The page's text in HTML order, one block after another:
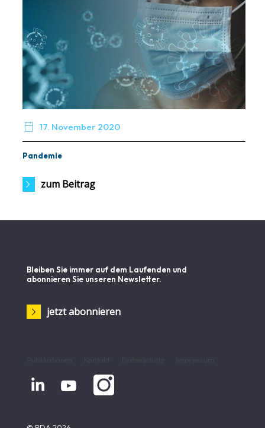
 17. November 2020
Pandemie
zum Beitrag
Bleiben Sie immer auf dem Laufenden und
abonnieren Sie unseren Newsletter.
jetzt abonnieren
 